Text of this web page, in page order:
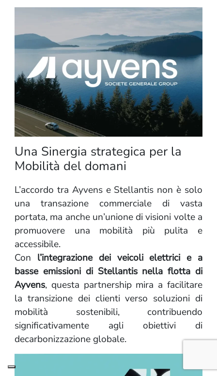
Una Sinergia strategica per la
Mobilità del domani
L’accordo tra Ayvens e Stellantis non è solo
una transazione commerciale di vasta
portata, ma anche un’unione di visioni volte a
promuovere una mobilità più pulita e
accessibile.
Con l’integrazione dei veicoli elettrici e a
basse emissioni di Stellantis nella flotta di
Ayvens, questa partnership mira a facilitare
la transizione dei clienti verso soluzioni di
mobilità sostenibili, contribuendo
significativamente agli obiettivi di
decarbonizzazione globale.